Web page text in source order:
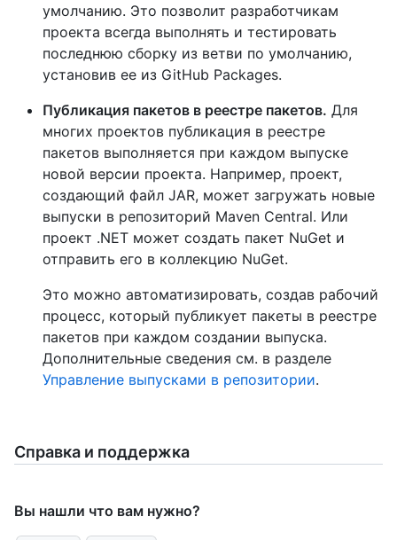
умолчанию. Это позволит разработчикам
проекта всегда выполнять и тестировать
последнюю сборку из ветви по умолчанию,
установив ее из GitHub Packages.
Публикация пакетов в реестре пакетов. Для
многих проектов публикация в реестре
пакетов выполняется при каждом выпуске
новой версии проекта. Например, проект,
создающий файл JAR, может загружать новые
выпуски в репозиторий Maven Central. Или
проект .NET может создать пакет NuGet и
отправить его в коллекцию NuGet.
Это можно автоматизировать, создав рабочий
процесс, который публикует пакеты в реестре
пакетов при каждом создании выпуска.
Дополнительные сведения см. в разделе
Управление выпусками в репозитории.
Справка и поддержка
Вы нашли что вам нужно?